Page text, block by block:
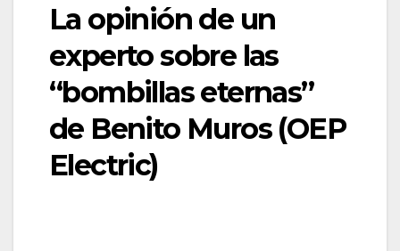
La opinión de un
experto sobre las
“bombillas eternas”
de Benito Muros (OEP
Electric)